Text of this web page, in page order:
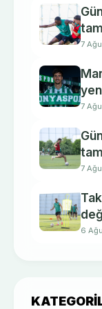
7
7
7
6